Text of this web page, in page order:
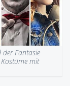
der Fantasie
Kostüme mit